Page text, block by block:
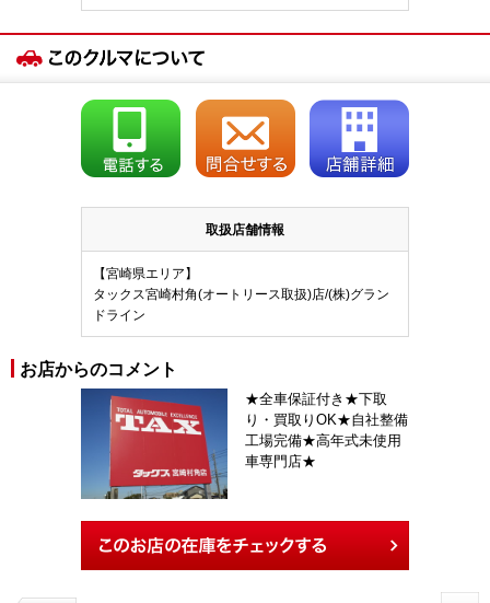
取扱店舗情報
【宮崎県エリア】
タックス宮崎村角(オートリース取扱)店/(株)グラン
ドライン
お店からのコメント
★全車保証付き★下取
り・買取りOK★自社整備
工場完備★高年式未使用
車専門店★